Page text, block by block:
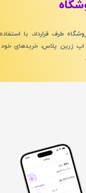
طرف قرارداد، با
زرین پلاس، خریدهای خود